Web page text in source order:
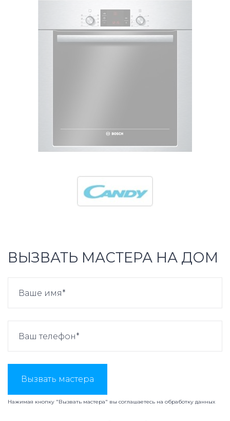
ВЫЗВАТЬ МАСТЕРА НА ДОМ
Вызвать мастера
Нажимая кнопку "Вызвать мастера" вы соглашаетесь на обработку данных